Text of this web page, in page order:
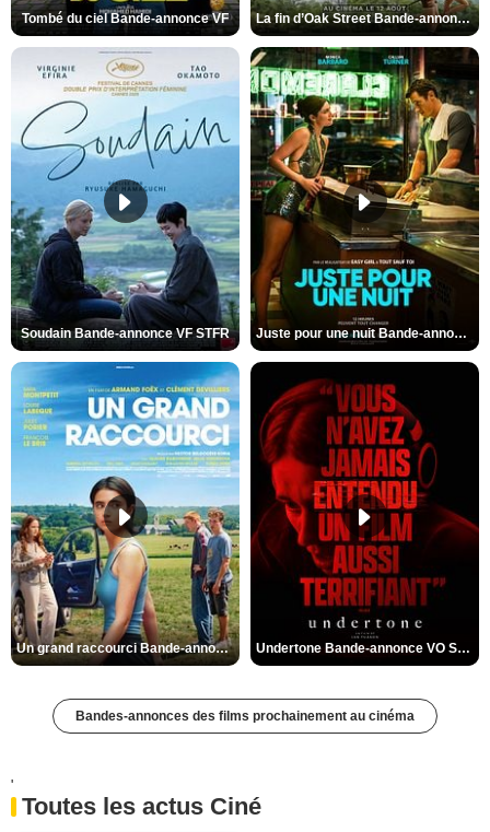
Tombé du ciel Bande-annonce VF La fin d’Oak Street Bande-annonce VO STFR
Soudain Bande-annonce VF STFR Juste pour une nuit Bande-annonce VO STFR
Un grand raccourci Bande-annonce VF Undertone Bande-annonce VO STFR
Bandes-annonces des films prochainement au cinéma
'
Toutes les actus Ciné